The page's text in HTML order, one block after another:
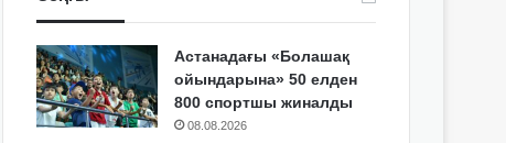
Астанадағы «Болашақ
ойындарына» 50 елден
800 спортшы жиналды
08.08.2026